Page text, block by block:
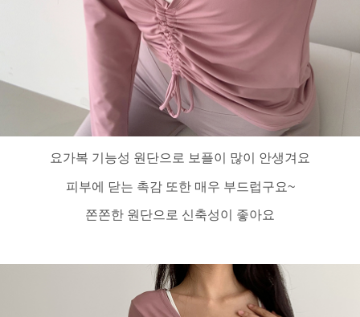
요가복 기능성 원단으로 보플이 많이 안생겨요
피부에 닫는 촉감 또한 매우 부드럽구요~
쫀쫀한 원단으로 신축성이 좋아요